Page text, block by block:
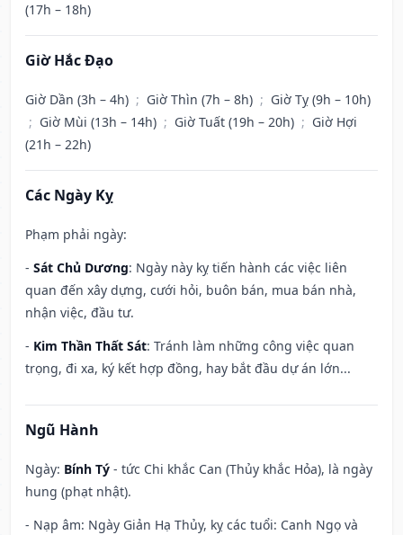
(17h – 18h)
Giờ Hắc Đạo
Giờ Dần (3h – 4h) ; Giờ Thìn (7h – 8h) ; Giờ Tỵ (9h – 10h)
; Giờ Mùi (13h – 14h) ; Giờ Tuất (19h – 20h) ; Giờ Hợi
(21h – 22h)
Các Ngày Kỵ
Phạm phải ngày:
- Sát Chủ Dương: Ngày này kỵ tiến hành các việc liên
quan đến xây dựng, cưới hỏi, buôn bán, mua bán nhà,
nhận việc, đầu tư.
- Kim Thần Thất Sát: Tránh làm những công việc quan
trọng, đi xa, ký kết hợp đồng, hay bắt đầu dự án lớn...
Ngũ Hành
Ngày: Bính Tý - tức Chi khắc Can (Thủy khắc Hỏa), là ngày
hung (phạt nhật).
- Nạp âm: Ngày Giản Hạ Thủy, kỵ các tuổi: Canh Ngọ và